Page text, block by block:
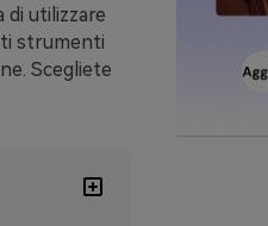
utilizzare
strumenti
Scegliete